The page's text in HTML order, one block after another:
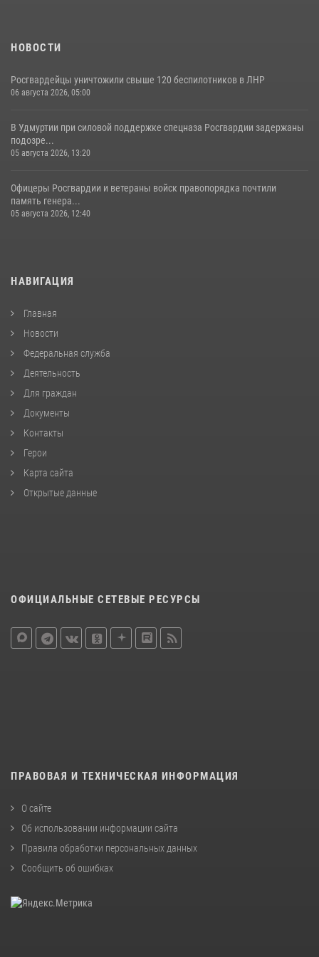
НОВОСТИ
Росгвардейцы уничтожили свыше 120 беспилотников в ЛНР
06 августа 2026, 05:00
В Удмуртии при силовой поддержке спецназа Росгвардии задержаны
подозре...
05 августа 2026, 13:20
Офицеры Росгвардии и ветераны войск правопорядка почтили
память генера...
05 августа 2026, 12:40
НАВИГАЦИЯ
Главная
Новости
Федеральная служба
Деятельность
Для граждан
Документы
Контакты
Герои
Карта сайта
Открытые данные
ОФИЦИАЛЬНЫЕ СЕТЕВЫЕ РЕСУРСЫ
ПРАВОВАЯ И ТЕХНИЧЕСКАЯ ИНФОРМАЦИЯ
О сайте
Об использовании информации сайта
Правила обработки персональных данных
Сообщить об ошибках